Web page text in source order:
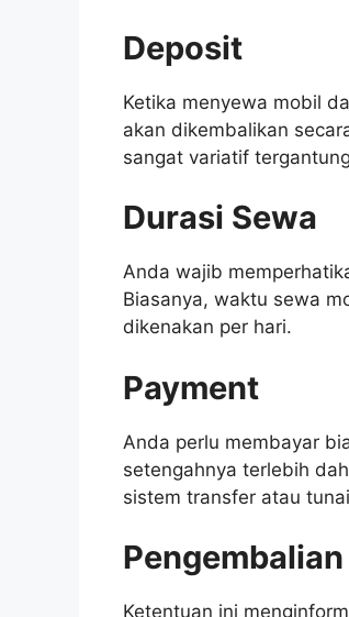
Deposit
Ketika menyewa mobil
akan dikembalikan
sangat variatif
Durasi Sewa
Anda wajib
Biasanya, waktu sewa
dikenakan per hari.
Payment
Anda perlu membayar
setengahnya terlebih
sistem transfer atau
Ketentuan ini